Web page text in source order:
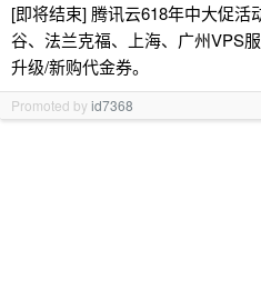
[即将结束] 腾讯云618年中大促活
谷、法兰克福、上海、广州VPS
升级/新购代金券。
Promoted byid7368